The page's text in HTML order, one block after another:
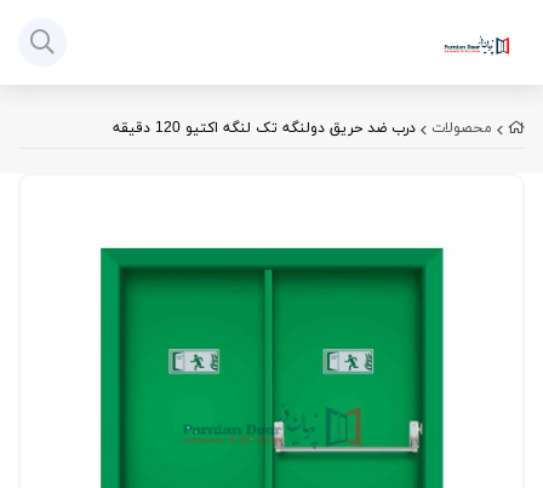
محصولات درب ضد حریق دولنگه تک لنگه اکتیو 120 دقیقه